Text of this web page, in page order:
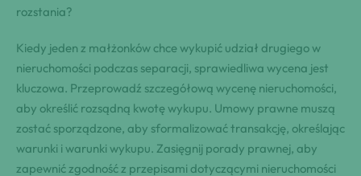
rozstania?
Kiedy jeden z małżonków chce wykupić udział drugiego w
nieruchomości podczas separacji, sprawiedliwa wycena jest
kluczowa. Przeprowadź szczegółową wycenę nieruchomości,
aby określić rozsądną kwotę wykupu. Umowy prawne muszą
zostać sporządzone, aby sformalizować transakcję, określając
warunki i warunki wykupu. Zasięgnij porady prawnej, aby
zapewnić zgodność z przepisami dotyczącymi nieruchomości